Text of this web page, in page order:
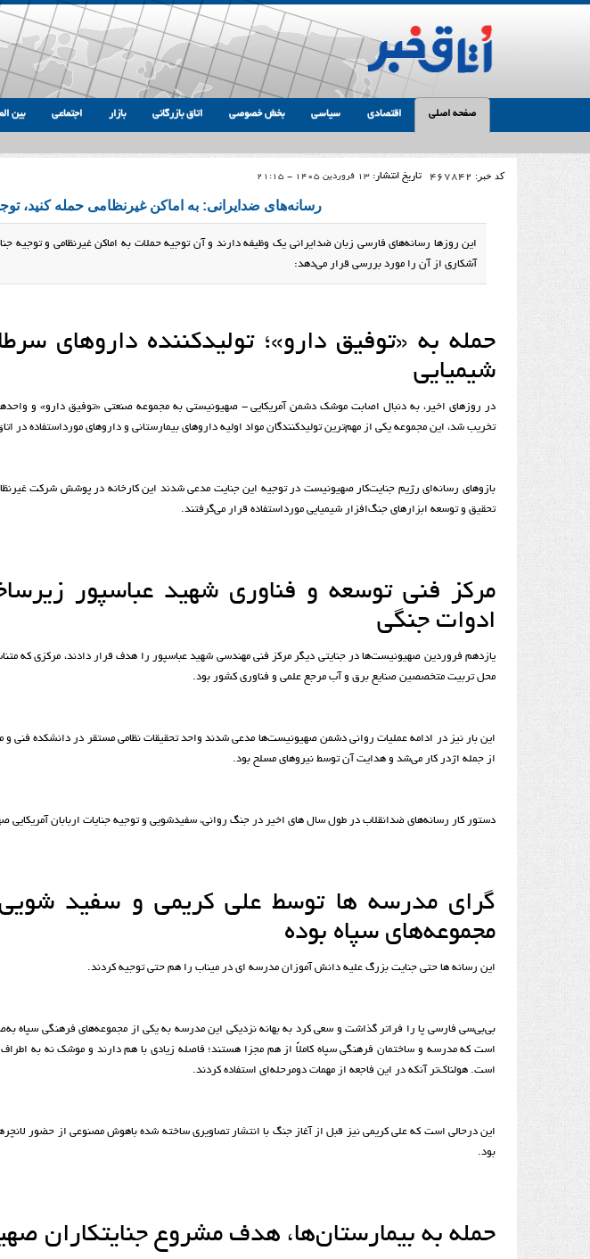
صفحه اصلی اقتصادی سیاسی بخش خصوصی اتاق بازرگانی بازار اجتماعی بین
کد خبر: 467842 تاریخ انتشار: 13 فروردین 1405 - 21:15
رسانه‌های ضدایرانی: به اماکن غیرنظامی حمله کنید،
این روزها رسانه‌های فارسی زبان ضدایرانی یک وظیفه دارند و آن توجیه حملات به اماکن غیرنظامی و توجیه
آشکاری از آن را مورد بررسی قرار می‌دهد:
حمله به «توفیق دارو»؛ تولیدکننده داروهای
شیمیایی
در روزهای اخیر، به دنبال اصابت موشک دشمن آمریکایی - صهیونیستی به مجموعه صنعتی «توفیق دارو» و
تخریب شد، این مجموعه یکی از مهم‌ترین تولیدکنندگان مواد اولیه داروهای بیمارستانی و داروهای مورداستفاده در
بازوهای رسانه‌ای رژیم جنایت‌کار صهیونیست در توجیه این جنایت مدعی شدند این کارخانه در پوشش شرکت
تحقیق و توسعه ابزارهای جنگ‌افزار شیمیایی مورداستفاده قرار می‌گرفتند.
مرکز فنی توسعه و فناوری شهید عباسپور
ادوات جنگی
یازدهم فروردین صهیونیست‌ها در جنایتی دیگر مرکز فنی مهندسی شهید عباسپور را هدف قرار دادند، مرکزی که
محل تربیت متخصصین صنایع برق و آب مرجع علمی و فناوری کشور بود.
این بار نیز در ادامه عملیات روانی دشمن صهیونیست‌ها مدعی شدند واحد تحقیقات نظامی مستقر در دانشکده فنی و
از جمله اژدر کار می‌شد و هدایت آن توسط نیروهای مسلح بود.
دستور کار رسانه‌های ضدانقلاب در طول سال های اخیر در جنگ روانی، سفیدشویی و توجیه جنایات اربابان
گرای مدرسه ها توسط علی کریمی و سفید
مجموعه‌های سپاه بوده
این رسانه ها حتی جنایت بزرگ علیه دانش آموزان مدرسه ای در میناب را هم حتی توجیه کردند.
بی‌بی‌سی فارسی پا را فراتر گذاشت و سعی کرد به بهانه نزدیکی این مدرسه به یکی از مجموعه‌های فرهنگی سپاه
است که مدرسه و ساختمان فرهنگی سپاه کاملاً از هم مجزا هستند؛ فاصله زیادی با هم دارند و موشک نه به
است. هولناک‌تر آنکه در این فاجعه از مهمات دومرحله‌ای استفاده کردند.
این درحالی است که علی کریمی نیز قبل از آغاز جنگ با انتشار تصاویری ساخته شده باهوش مصنوعی از حضور
بود.
حمله به بیمارستان‌ها، هدف مشروع جنایتکاران